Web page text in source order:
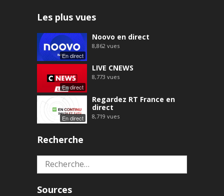
Les plus vues
En direct
Noovo en direct
8,862 vues
En direct
LIVE CNEWS
8,773 vues
En direct
Regardez RT France en
direct
8,719 vues
Recherche
Rechercher :
Sources